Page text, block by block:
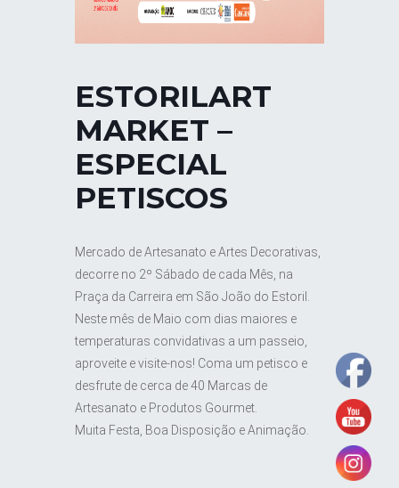
ESTORILART
MARKET –
ESPECIAL
PETISCOS
Mercado de Artesanato e Artes Decorativas,
decorre no 2º Sábado de cada Mês, na
Praça da Carreira em São João do Estoril.
Neste mês de Maio com dias maiores e
temperaturas convidativas a um passeio,
aproveite e visite-nos! Coma um petisco e
desfrute de cerca de 40 Marcas de
Artesanato e Produtos Gourmet.
Muita Festa, Boa Disposição e Animação.